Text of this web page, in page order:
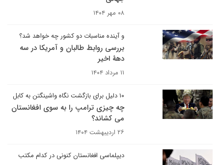
۰۸ مهر ۱۴۰۴
و آینده مناسبات دو کشور چه خواهد شد؟
بررسی روابط طالبان و آمریکا در سه
دهۀ اخیر
۱۱ مرداد ۱۴۰۴
۱۰ دلیل برای بازگشت نگاه واشینگتن به کابل
چه چیزی ترامپ را به سوی افغانستان
می کشاند؟
۲۶ اردیبهشت ۱۴۰۴
دیپلماسی افغانستان کنونی در کدام مکتب